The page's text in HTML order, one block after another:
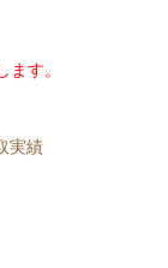
す。
実績